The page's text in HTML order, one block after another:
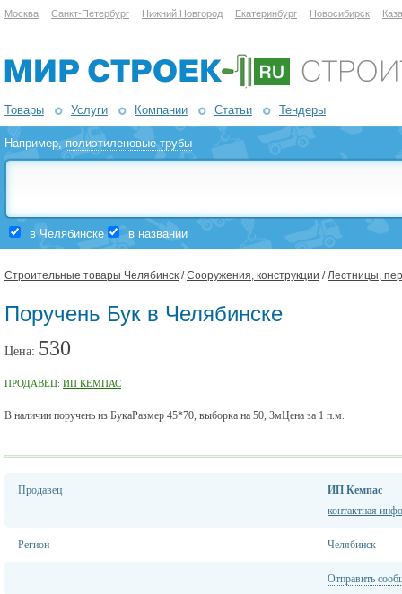
Москва Санкт-Петербург Нижний Новгород Екатеринбург Новосибирск
Товары Услуги Компании Статьи Тендеры
Например,полиэтиленовые трубы
в Челябинске в названии
Строительные товары Челябинск /Сооружения, конструкции /Лестницы,
Поручень Бук в Челябинске
Цена: 530
ПРОДАВЕЦ: ИП КЕМПАС
В наличии поручень из БукаРазмер 45*70, выборка на 50, 3мЦена за 1 п.м.
Продавец
ИП Кемпас
контактная
Регион Челябинск
Отправить